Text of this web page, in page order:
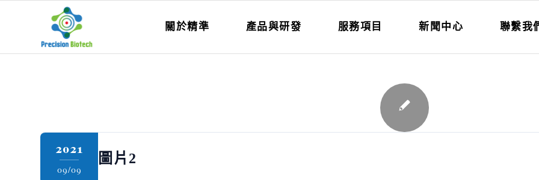
關於精準 產品與研發 服務項目 新聞中心 聯繫我
2021
09/09
圖片2